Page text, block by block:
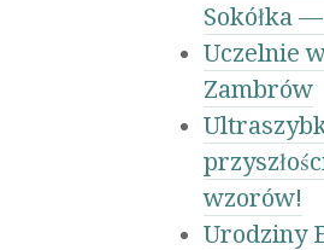
Sokółka
Uczelnie
Zambrów
wzorów!
Urodziny